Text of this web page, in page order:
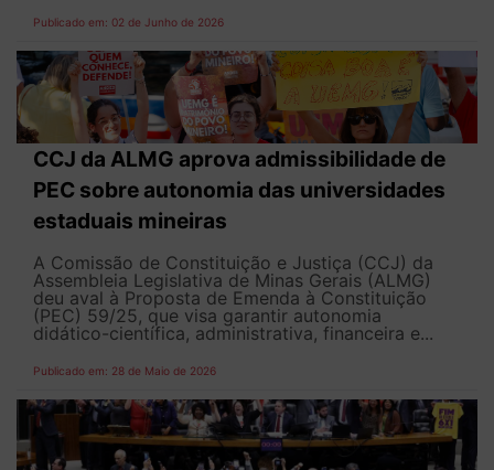
Publicado em: 02 de Junho de 2026
CCJ da ALMG aprova admissibilidade de
PEC sobre autonomia das universidades
estaduais mineiras
A Comissão de Constituição e Justiça (CCJ) da
Assembleia Legislativa de Minas Gerais (ALMG)
deu aval à Proposta de Emenda à Constituição
(PEC) 59/25, que visa garantir autonomia
didático-científica, administrativa, financeira e...
Publicado em: 28 de Maio de 2026